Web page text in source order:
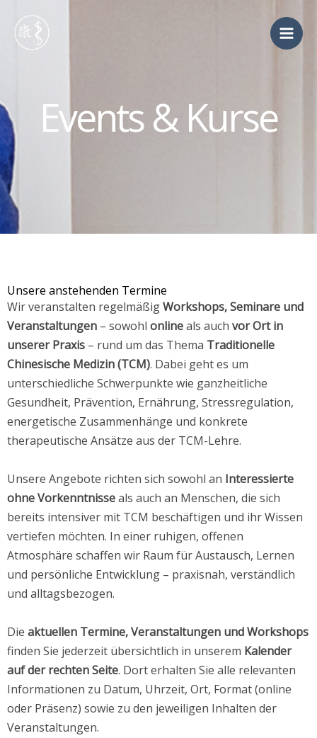
Inhalt
springen
Events & Kurse
Unsere anstehenden Termine
Wir veranstalten regelmäßigWorkshops, Seminare und
Veranstaltungen – sowohl onlineals auch vor Ort in
unserer Praxis – rund um das Thema Traditionelle
Chinesische Medizin (TCM). Dabei geht es um
unterschiedliche Schwerpunkte wie ganzheitliche
Gesundheit, Prävention, Ernährung, Stressregulation,
energetische Zusammenhänge und konkrete
therapeutische Ansätze aus der TCM-Lehre.
Unsere Angebote richten sich sowohl an Interessierte
ohne Vorkenntnisseals auch an Menschen, die sich
bereits intensiver mit TCM beschäftigen und ihr Wissen
vertiefen möchten. In einer ruhigen, offenen
Atmosphäre schaffen wir Raum für Austausch, Lernen
und persönliche Entwicklung – praxisnah, verständlich
und alltagsbezogen.
Die aktuellen Termine, Veranstaltungen und Workshops
finden Sie jederzeit übersichtlich in unserem Kalender
auf der rechten Seite. Dort erhalten Sie alle relevanten
Informationen zu Datum, Uhrzeit, Ort, Format (online
oder Präsenz) sowie zu den jeweiligen Inhalten der
Veranstaltungen.